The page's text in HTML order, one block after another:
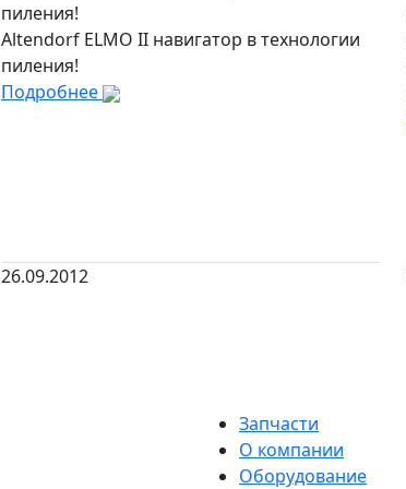
пиления!
Altendorf ELMO II навигатор в технологии
пиления!
Подробнее
26.09.2012
Запчасти
О компании
Оборудование